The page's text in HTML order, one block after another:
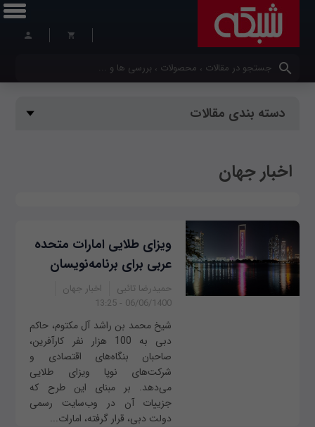
کلمات کلیدی خود را وارد کنید
دسته بندی مقالات
اخبار جهان
ویزای طلایی امارات متحده
عربی برای برنامه‌نویسان
حمیدرضا تائبی
اخبار جهان
06/06/1400 - 13:25
شیخ محمد بن راشد آل مکتوم، حاکم
دبی به 100 هزار نفر کارآفرین،
صاحبان بنگاه‌های اقتصادی و
شرکت‌های نوپا ویزای طلایی
می‌دهد. بر مبنای این طرح که
جزییات آن در وب‌سایت رسمی
دولت دبی، قرار گرفته، امارات...